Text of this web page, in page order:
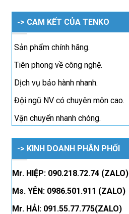
-> CAM KẾT CỦA TENKO
Sản phẩm chính hãng.
Tiên phong về công nghệ.
Dịch vụ bảo hành nhanh.
Đội ngũ NV có chuyên môn cao.
Vận chuyển nhanh chóng.
-> KINH DOANH PHÂN PHỐI
Mr. HIỆP: 090.218.72.74 (ZALO)
Ms. YÊN: 0986.501.911 (ZALO)
Mr. HẢI: 091.55.77.775(ZALO)